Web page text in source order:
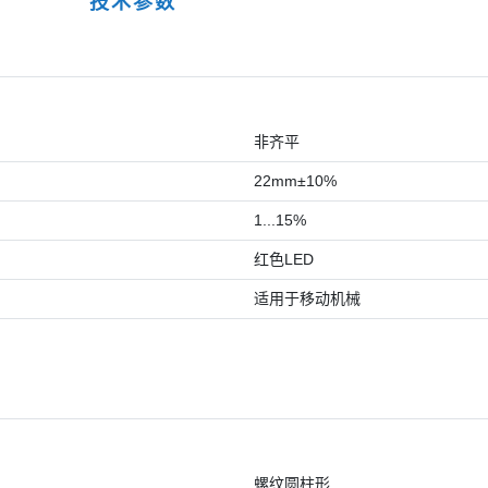
非齐平
22mm±10%
1...15%
红色LED
适用于移动机械
螺纹圆柱形